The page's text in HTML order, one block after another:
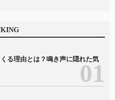
る理由とは？鳴き声に隠れた気